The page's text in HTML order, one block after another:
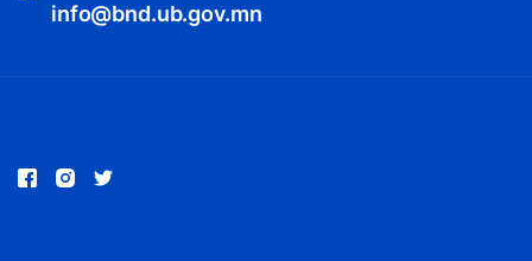
info@bnd.ub.gov.mn